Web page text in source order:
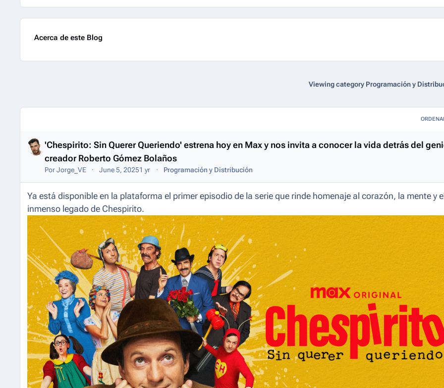
Acerca de este Blog
Viewing category Programación y
Entries in this blog
'Chespirito: Sin Querer Queriendo' estrena hoy en Max y nos invita a conocer la vida detrás del
creador Roberto Gómez Bolaños
PorJorge_VE June 5, 20251 yr Programación y Distribución
Ya está disponible en la plataforma el primer episodio de la serie que rinde homenaje al corazón, la mente y
inmenso legado de Chespirito.